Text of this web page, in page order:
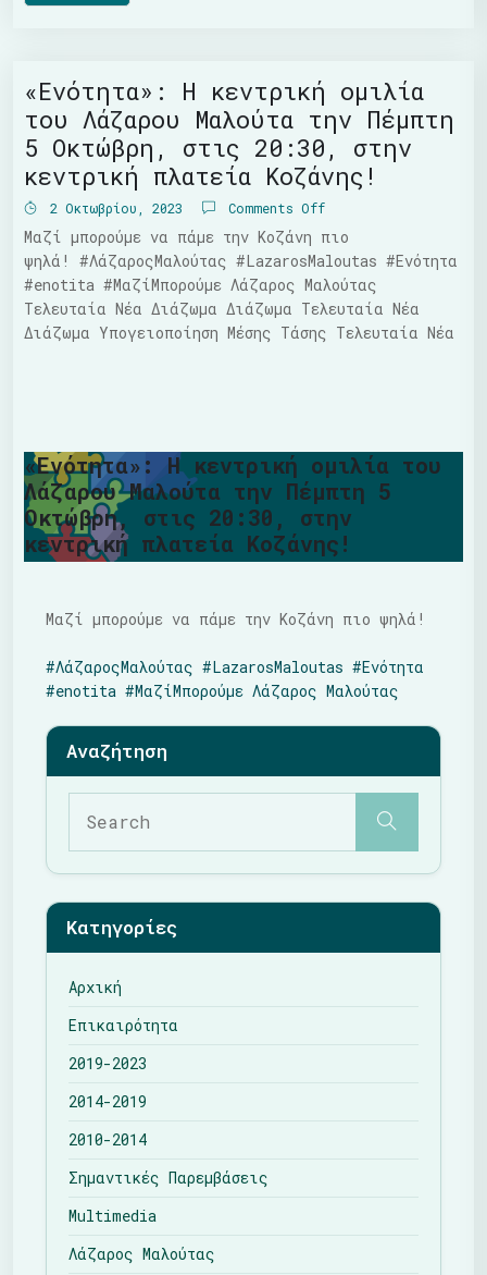
«Ενότητα»: Η κεντρική ομιλία
του Λάζαρου Μαλούτα την Πέμπτη
5 Οκτώβρη, στις 20:30, στην
κεντρική πλατεία Κοζάνης!
2 Οκτωβρίου, 2023 Comments Off
Μαζί μπορούμε να πάμε την Κοζάνη πιο
ψηλά! #ΛάζαροςΜαλούτας #LazarosMaloutas #Ενότητα
#enotita #ΜαζίΜπορούμε Λάζαρος Μαλούτας
Τελευταία Νέα Διάζωμα Διάζωμα Τελευταία Νέα
Διάζωμα Υπογειοποίηση Μέσης Τάσης Τελευταία Νέα
«Ενότητα»: Η κεντρική ομιλία του
Λάζαρου Μαλούτα την Πέμπτη 5
Οκτώβρη, στις 20:30, στην
κεντρική πλατεία Κοζάνης!
Μαζί μπορούμε να πάμε την Κοζάνη πιο ψηλά!
#ΛάζαροςΜαλούτας #LazarosMaloutas #Ενότητα
#enotita #ΜαζίΜπορούμε Λάζαρος Μαλούτας
Κατηγορίες
Αρχική
Επικαιρότητα
2019-2023
2014-2019
2010-2014
Σημαντικές Παρεμβάσεις
Multimedia
Λάζαρος Μαλούτας